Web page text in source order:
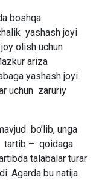
boshqa
yashash joyi
olish uchun
ariza
yashash joyi
uchun zaruriy
bo’lib, unga
tartib – qoidaga
talabalar turar
Agarda bu natija